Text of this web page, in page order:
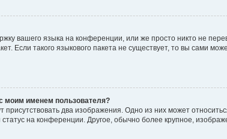
вашего языка на конференции, или же просто никто не
Если такого языкового пакета не существует, то вы сами
моим именем пользователя?
присутствовать два изображения. Одно из них может
на конференции. Другое, обычно более крупное,